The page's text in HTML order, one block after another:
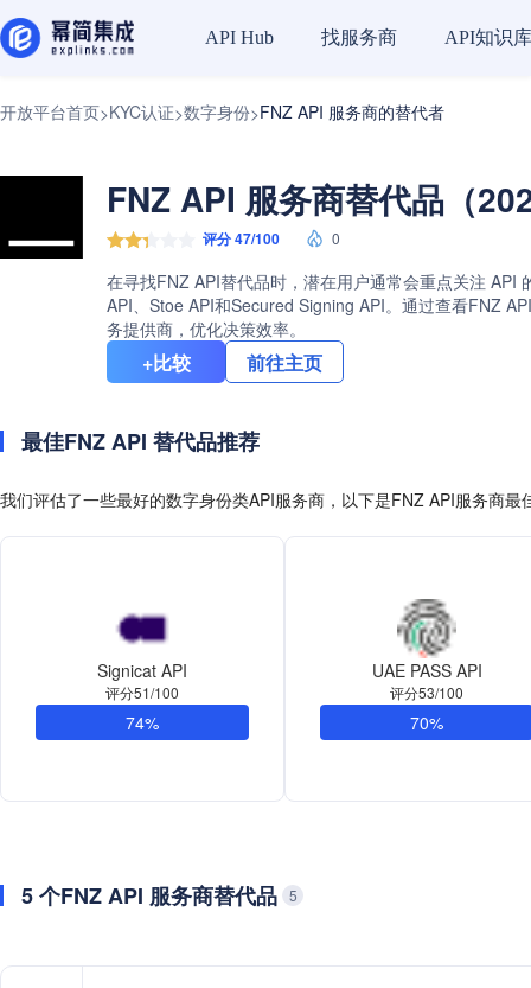
API Hub 找服务商 API知识库
开放平台首页>KYC认证>数字身份>FNZ API 服务商的替代者
FNZ API 服务商替代品（
评分 47/100 0
在寻找FNZ API替代品时，潜在用户通常会重点关注 API
API、Stoe API和Secured Signing API。通过查看FNZ
务提供商，优化决策效率。
+比较 前往主页
最佳FNZ API 替代品推荐
我们评估了一些最好的数字身份类API服务商，以下是FNZ API服务商最
Signicat API
评分51/100
74%
UAE PASS API
评分53/100
70%
5 个FNZ API 服务商替代品 5